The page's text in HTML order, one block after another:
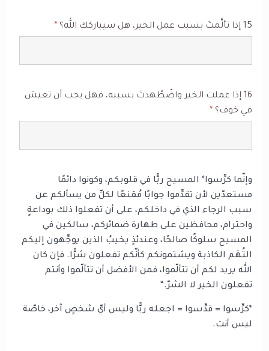
15 إذا تألَّمتَ بسبب عمل الخير، هل سيباركك الله؟ *
16 إذا عملت الخير واضّطُهدتَ بسببه، فهل يجب أن تعيش
في خوف؟ *
وإنّما كرِّسوا* المسيح ربًّا في قلوبكم، وكونوا دائمًا
مستعدّين لأن تقدِّموا جوابًا مُقنعًا لكلِّ من يسألكم عن
سبب الرجاء الذي في داخلكم، على أن تفعلوا ذلك بوداعةٍ
واحترام، محافظين على طهارة ضمائركم، سالكين في
المسيح سلوكًا صالحًا، وعندئذٍ يخيبُ الذين يوجِّهون إليكم
التُهَم الكاذبة ويشتمونكم كأنّكم تفعلون شرًّا. فإن كان
الله يريد لكم أن تتألّموا، فمن الأفضل أن تتألّموا وأنتم
تفعلون الخير لا الشرّ.“
*كرِّسوا = قدِّسوا = اجعله ربًّا وليس أيّ شخصٍ آخر، خاصّة
ليس أنت.